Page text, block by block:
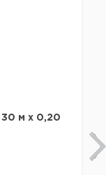
30 м x 0,20